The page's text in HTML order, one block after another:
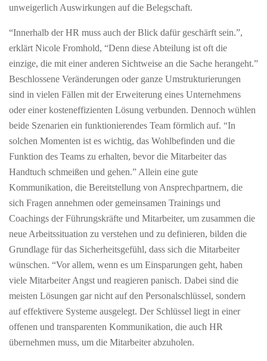
unweigerlich Auswirkungen auf die Belegschaft.
“Innerhalb der HR muss auch der Blick dafür geschärft sein.”,
erklärt Nicole Fromhold, “Denn diese Abteilung ist oft die
einzige, die mit einer anderen Sichtweise an die Sache herangeht.”
Beschlossene Veränderungen oder ganze Umstrukturierungen
sind in vielen Fällen mit der Erweiterung eines Unternehmens
oder einer kosteneffizienten Lösung verbunden. Dennoch wühlen
beide Szenarien ein funktionierendes Team förmlich auf. “In
solchen Momenten ist es wichtig, das Wohlbefinden und die
Funktion des Teams zu erhalten, bevor die Mitarbeiter das
Handtuch schmeißen und gehen.” Allein eine gute
Kommunikation, die Bereitstellung von Ansprechpartnern, die
sich Fragen annehmen oder gemeinsamen Trainings und
Coachings der Führungskräfte und Mitarbeiter, um zusammen die
neue Arbeitssituation zu verstehen und zu definieren, bilden die
Grundlage für das Sicherheitsgefühl, dass sich die Mitarbeiter
wünschen. “Vor allem, wenn es um Einsparungen geht, haben
viele Mitarbeiter Angst und reagieren panisch. Dabei sind die
meisten Lösungen gar nicht auf den Personalschlüssel, sondern
auf effektivere Systeme ausgelegt. Der Schlüssel liegt in einer
offenen und transparenten Kommunikation, die auch HR
übernehmen muss, um die Mitarbeiter abzuholen.